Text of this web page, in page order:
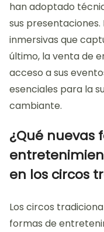
han adoptado
sus
inmersivas que
último, la venta de
acceso a sus
esenciales para la
cambiante.
¿Qué nuevas
en los circos
Los circos
formas de